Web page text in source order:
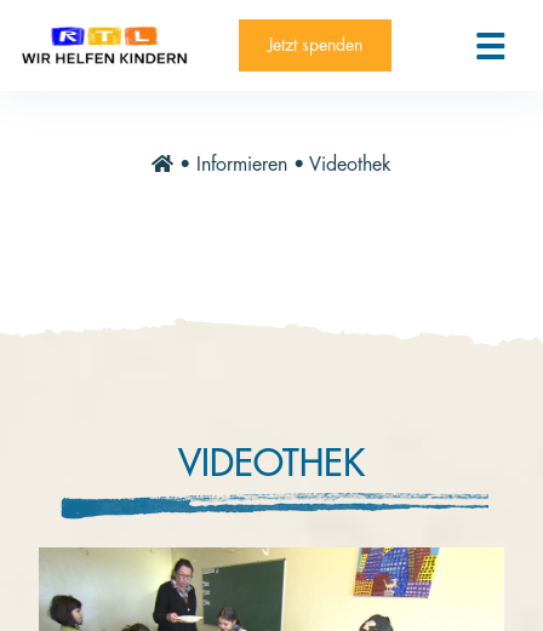
RTL-Spendenmarathon 2025
News
Kooperieren
Organisationen
Kontakt
Jetzt spenden
• Informieren • Videothek
VIDEOTHEK